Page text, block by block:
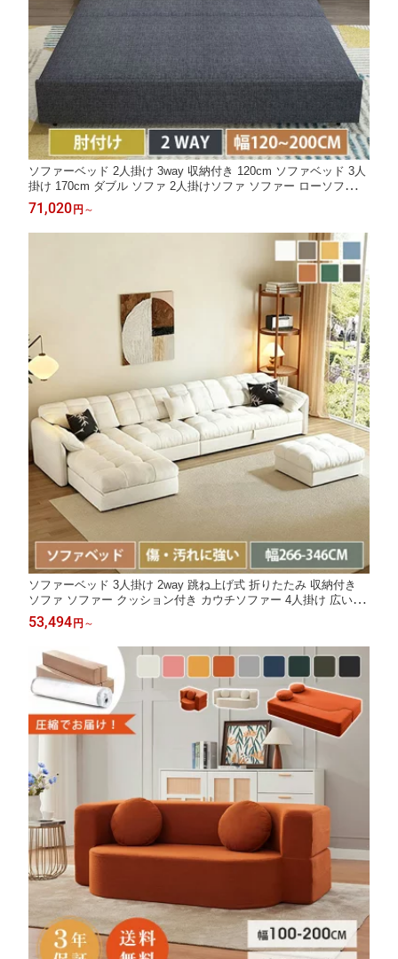
ソファーベッド 2人掛け 3way 収納付き 120cm ソファベッド 3人
掛け 170cm ダブル ソファ 2人掛けソファ ソファー ローソファー
3人掛けソファー 北欧 200cm カウチソファ 肘付き 一人暮らし 折
り畳み 140cm 大きめ フロアソファ 二人 韓国 I字 おしゃれ 新生
活 送料無料
71,020 円 ～
ソファーベッド 3人掛け 2way 跳ね上げ式 折りたたみ 収納付き
ソファ ソファー クッション付き カウチソファー 4人掛け 広い 座
面 大きい ごろ寝 大型 ベージュ イエロー 一人暮らし 来客用 かわ
いい 北欧 おしゃれ 座面広い ワイド ロータイプ あぐら モダン 送
53,494 円 ～